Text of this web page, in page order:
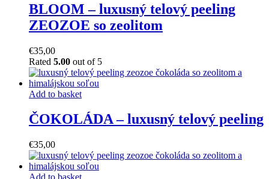
BLOOM – luxusný telový peeling
ZEOZOE so zeolitom
€35,00
Rated 5.00 out of 5
Add to basket
ČOKOLÁDA – luxusný telový peeling
€35,00